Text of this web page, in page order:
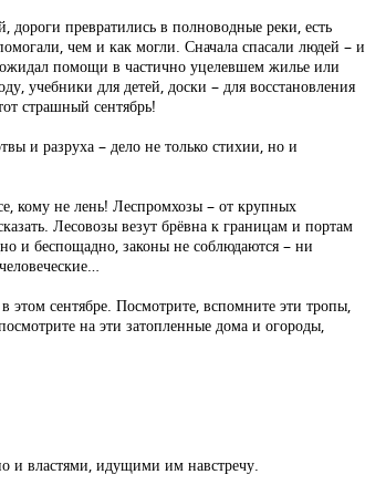
превратились в полноводные реки, есть
чем и как могли. Сначала спасали людей – и
помощи в частично уцелевшем жилье или
учебники для детей, доски – для восстановления
страшный сентябрь!
и разруха – дело не только стихии, но и
кому не лень! Леспромхозы – от крупных
Лесовозы везут брёвна к границам и портам
и беспощадно, законы не соблюдаются – ни
этом сентябре. Посмотрите, вспомните эти тропы,
на эти затопленные дома и огороды,
и властями, идущими им навстречу.